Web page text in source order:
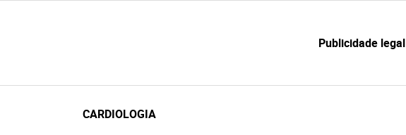
Publicidade legal
CARDIOLOGIA